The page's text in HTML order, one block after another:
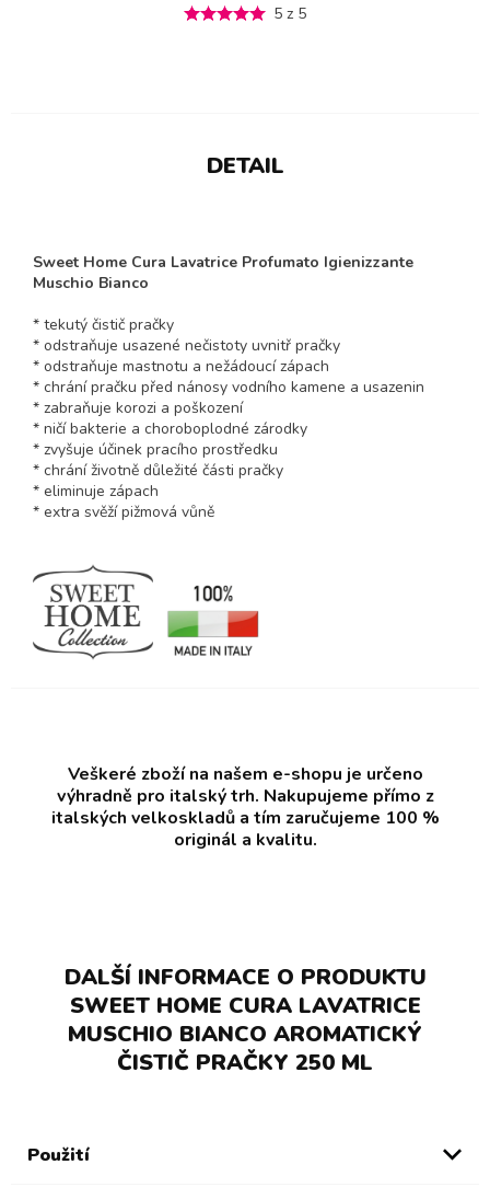
5 z 5
DETAIL
Sweet Home Cura Lavatrice Profumato Igienizzante
Muschio Bianco
* tekutý čistič pračky
* odstraňuje usazené nečistoty uvnitř pračky
* odstraňuje mastnotu a nežádoucí zápach
* chrání pračku před nánosy vodního kamene a usazenin
* zabraňuje korozi a poškození
* ničí bakterie a choroboplodné zárodky
* zvyšuje účinek pracího prostředku
* chrání životně důležité části pračky
* eliminuje zápach
* extra svěží pižmová vůně
Veškeré zboží na našem e-shopu je určeno
výhradně pro italský trh. Nakupujeme přímo z
italských velkoskladů a tím zaručujeme 100 %
originál a kvalitu.
DALŠÍ INFORMACE O PRODUKTU
SWEET HOME CURA LAVATRICE
MUSCHIO BIANCO AROMATICKÝ
ČISTIČ PRAČKY 250 ML
Použití